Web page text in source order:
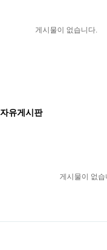
게시물이 없습니다.
자유게시판
게시물이 없습